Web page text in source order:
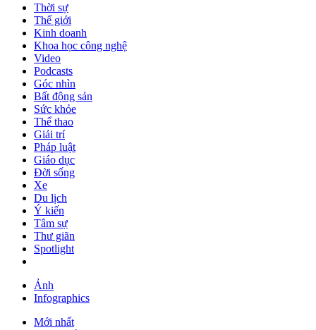
Thời sự
Thế giới
Kinh doanh
Khoa học công nghệ
Video
Podcasts
Góc nhìn
Bất động sản
Sức khỏe
Thể thao
Giải trí
Pháp luật
Giáo dục
Đời sống
Xe
Du lịch
Ý kiến
Tâm sự
Thư giãn
Spotlight
Ảnh
Infographics
Mới nhất